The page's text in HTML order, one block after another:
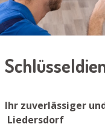
Ihr zuverlässiger
Liedersdorf